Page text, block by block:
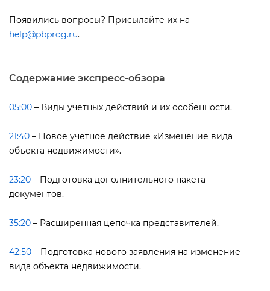
Появились вопросы? Присылайте их на
help@pbprog.ru.
Содержание экспресс-обзора
05:00 – Виды учетных действий и их особенности.
21:40 – Новое учетное действие «Изменение вида
объекта недвижимости».
23:20 – Подготовка дополнительного пакета
документов.
35:20 – Расширенная цепочка представителей.
42:50 – Подготовка нового заявления на изменение
ида объекта недвижимости.